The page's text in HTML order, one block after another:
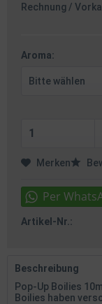
Rechnung /
Aroma:
Merken
Artikel-Nr.:
Beschreibung
Pop-Up Boilies
Boilies haben